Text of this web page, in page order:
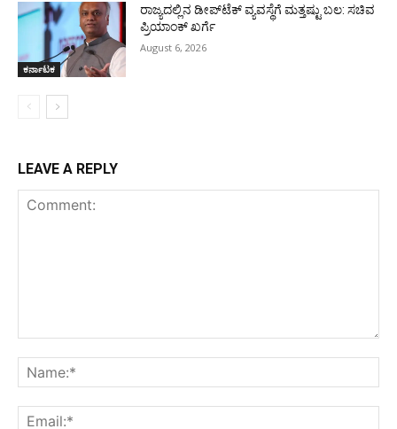
ಕರ್ನಾಟಕ
ರಾಜ್ಯದಲ್ಲಿನ ಡೀಪ್‌ಟೆಕ್‌ ವ್ಯವಸ್ಥೆಗೆ ಮತ್ತಷ್ಟು ಬಲ: ಸಚಿವ
ಪ್ರಿಯಾಂಕ್ ಖರ್ಗೆ
August 6, 2026
LEAVE A REPLY